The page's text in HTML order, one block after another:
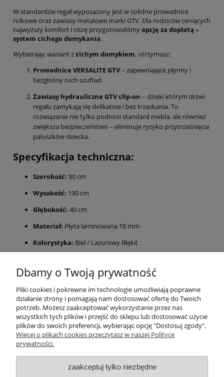
W standardzie regał wyposażony jest w solidne prowadnice
rolkowe oraz zawiasy metalowe marki GTV. Dla rodziców ceniących
najwyższy komfort i ciszę przygotowaliśmyopcję za dopłatą –
system cichego domykania.
Wybierając wariant zcichym domykiem, otrzymasz:
Prowadnice VERSALITE GTV– zapewniające płynny i
bezgłośny ruch szuflad.
Zawiasy hydrauliczne GTV clip-on – dzięki którym drzwi
regału zamykają się delikatnie i bez trzaskania. To
rozwiązanie nie tylko podnosi standard mebla, ale również
zwiększa bezpieczeństwo – eliminuje ryzyko przytrzaśnięcia
paluszków dziecka.
Specyfikacja techniczna:
Szerokość: 80 cm
Wysokość: 190 cm
Głębokość: 40 cm
Materiał: Płyta laminowana 18 mm
Kolorystyka: Biel / Lazurowy Błękit
Zamów regał CLOUDS N5 i zamień pokój swojego dziecka w
montażu (instrukcja i akcesoria w zestawie).
Pomoc
Dbamy o Twoją prywatność
Pliki cookies i pokrewne im technologie umożliwiają poprawne
działanie strony i pomagają nam dostosować ofertę do Twoich
potrzeb. Możesz zaakceptować wykorzystanie przez nas
wszystkich tych plików i przejść do sklepu lub dostosować użycie
plików do swoich preferencji, wybierając opcję "Dostosuj zgody".
Więcej o plikach cookies przeczytasz w naszej Polityce
prywatności.
zaakceptuj tylko niezbędne